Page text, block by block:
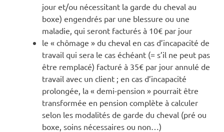
jour et/ou nécessitant la garde du cheval au
boxe) engendrés par une blessure ou une
maladie, qui seront facturés à 10€ par jour
le « chômage » du cheval en cas d’incapacité de
travail qui sera le cas échéant (= s’il ne peut pas
être remplacé) facturé à 35€ par jour annulé de
travail avec un client ; en cas d’incapacité
prolongée, la « demi-pension » pourrait être
transformée en pension complète à calculer
selon les modalités de garde du cheval (pré ou
boxe, soins nécessaires ou non…)